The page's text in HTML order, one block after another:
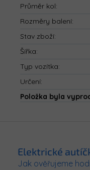
Průměr kol:
Rozměry balení:
Stav zboží:
Šířka:
Typ vozítka:
Určení:
Položka byla
Elektrické
Jak ověřujeme